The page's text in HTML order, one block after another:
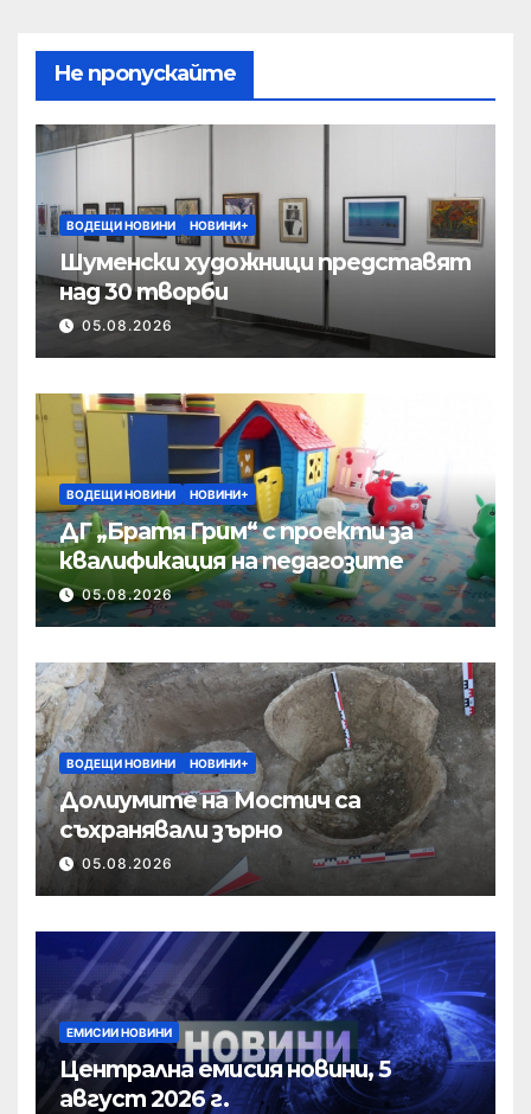
Не пропускайте
ВОДЕЩИ НОВИНИ НОВИНИ+
Шуменски художници представят
над 30 творби
05.08.2026
ВОДЕЩИ НОВИНИ НОВИНИ+
ДГ „Братя Грим“ с проекти за
квалификация на педагозите
05.08.2026
ВОДЕЩИ НОВИНИ НОВИНИ+
Долиумите на Мостич са
съхранявали зърно
05.08.2026
ЕМИСИИ НОВИНИ
Централна емисия новини, 5
август 2026 г.